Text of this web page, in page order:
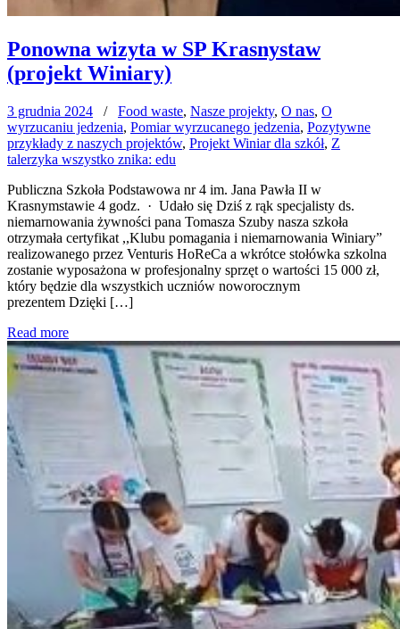
Ponowna wizyta w SP Krasnystaw
(projekt Winiary)
3 grudnia 2024 / Food waste, Nasze projekty, O nas, O
wyrzucaniu jedzenia, Pomiar wyrzucanego jedzenia, Pozytywne
przykłady z naszych projektów, Projekt Winiar dla szkół, Z
talerzyka wszystko znika: edu
Publiczna Szkoła Podstawowa nr 4 im. Jana Pawła II w
Krasnymstawie 4 godz. · Udało się Dziś z rąk specjalisty ds.
niemarnowania żywności pana Tomasza Szuby nasza szkoła
otrzymała certyfikat ,,Klubu pomagania i niemarnowania Winiary”
realizowanego przez Venturis HoReCa a wkrótce stołówka szkolna
zostanie wyposażona w profesjonalny sprzęt o wartości 15 000 zł,
który będzie dla wszystkich uczniów noworocznym
prezentem Dzięki […]
Read more